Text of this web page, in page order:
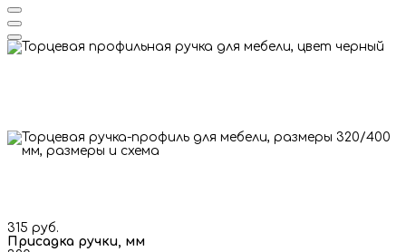
315 руб.
Присадка ручки, мм